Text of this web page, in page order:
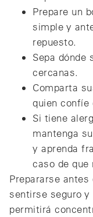
Prepare un
simple y
repuesto.
Sepa dónde
cercanas.
Comparta
quien confíe
Si tiene
mantenga
y aprenda
caso de que
Prepararse antes
sentirse seguro
permitirá